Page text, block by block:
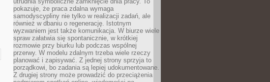
pokazuje, że praca zdalna wymaga
samodyscypliny nie tylko w realizacji zadań, ale
również w dbaniu o regenerację. Istotnym
wyzwaniem jest także komunikacja. W biurze wiele
spraw załatwia się spontanicznie, w krótkiej
rozmowie przy biurku lub podczas wspólnej
przerwy. W modelu zdalnym trzeba wiele rzeczy
planować i zapisywać. Z jednej strony sprzyja to
porządkowi, bo zadania są lepiej udokumentowane.
Z drugiej strony może prowadzić do przeciążenia